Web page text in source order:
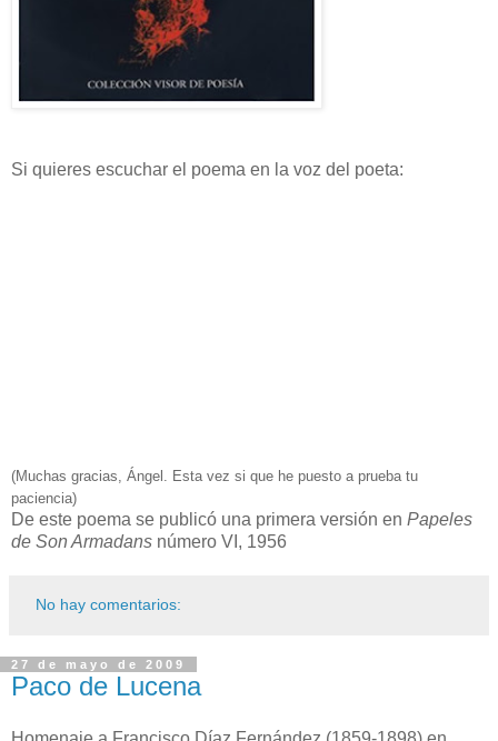
Si quieres escuchar el poema en la voz del poeta:
(Muchas gracias, Ángel. Esta vez si que he puesto a prueba tu
paciencia)
De este poema se publicó una primera versión en Papeles
de Son Armadans número VI, 1956
No hay comentarios:
27 de mayo de 2009
Paco de Lucena